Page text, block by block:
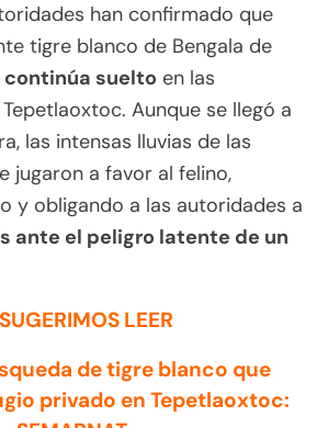
han confirmado que
tigre blanco de Bengala de
continúa suelto en las
Aunque se llegó a
las intensas lluvias de las
jugaron a favor al felino,
y obligando a las autoridades a
ante el peligro latente de un
LEER
de tigre blanco que
privado en Tepetlaoxtoc: